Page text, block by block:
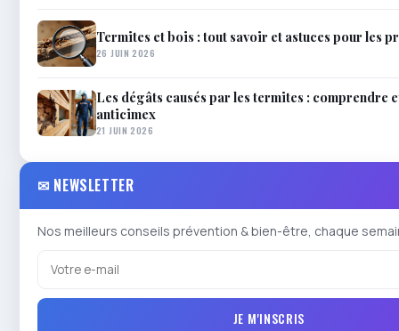
Termites et bois : tout savoir et astuces pour les
26 JUIN 2026
Les dégâts causés par les termites : comprendre
anticimex
21 JUIN 2026
✉ NEWSLETTER
Nos meilleurs conseils prévention & bien-être, chaque
JE M'INSCRIS